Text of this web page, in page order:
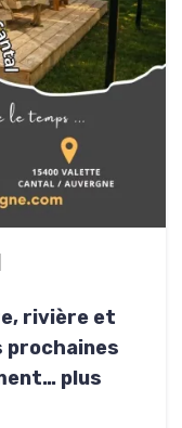
rivière et
prochaines
plus